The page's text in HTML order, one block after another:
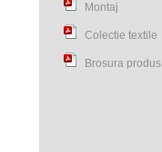
Montaj
Colectie textile
Brosura produs